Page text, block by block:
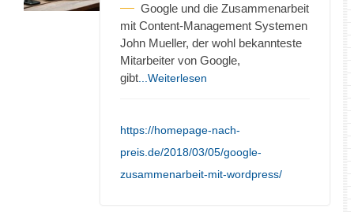
Google und die Zusammenarbeit
mit Content-Management Systemen
John Mueller, der wohl bekannteste
Mitarbeiter von Google,
gibt ...Weiterlesen
https://homepage-nach-
preis.de/2018/03/05/google-
zusammenarbeit-mit-wordpress/